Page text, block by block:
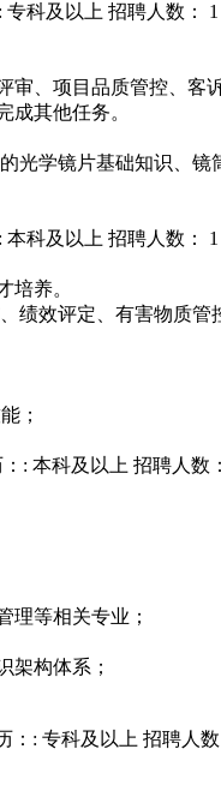
专科及以上 招聘人数： 1
、项目品质管控、客
成其他任务。
光学镜片基础知识、镜
本科及以上 招聘人数： 1
培养。
绩效评定、有害物质管
；
: 本科及以上 招聘人数
理等相关专业；
架构体系；
：: 专科及以上 招聘人数